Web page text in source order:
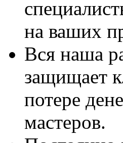
на ваших
Вся наша
защищает
потере
мастеров.